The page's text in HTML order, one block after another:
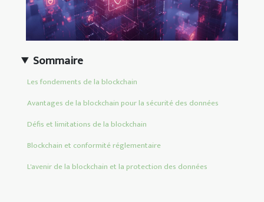
Sommaire
Les fondements de la blockchain
Avantages de la blockchain pour la sécurité des données
Défis et limitations de la blockchain
Blockchain et conformité réglementaire
L'avenir de la blockchain et la protection des données